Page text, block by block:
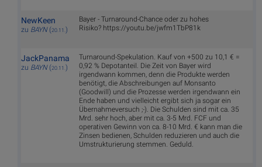
NewKeen
zu BAYN(20.11.)
Bayer - Turnaround-Chance oder zu hohes
Risiko? https://youtu.be/jwfm1TbP81k
JackPanama
zu BAYN(20.11.)
Turnaround-Spekulation. Kauf von +500 zu 10,1 € =
0,92 % Depotanteil. Die Zeit von Bayer wird
irgendwann kommen, denn die Produkte werden
benötigt, die Abschreibungen auf Monsanto
(Goodwill) und die Prozesse werden irgendwann ein
Ende haben und vielleicht ergibt sich ja sogar ein
Übernahmeversuch ;-). Die Schulden sind mit ca. 35
Mrd. sehr hoch, aber mit ca. 3-5 Mrd. FCF und
operativen Gewinn von ca. 8-10 Mrd. € kann man die
Zinsen bedienen, Schulden reduzieren und auch die
Umstrukturierung stemmen. Geduld.